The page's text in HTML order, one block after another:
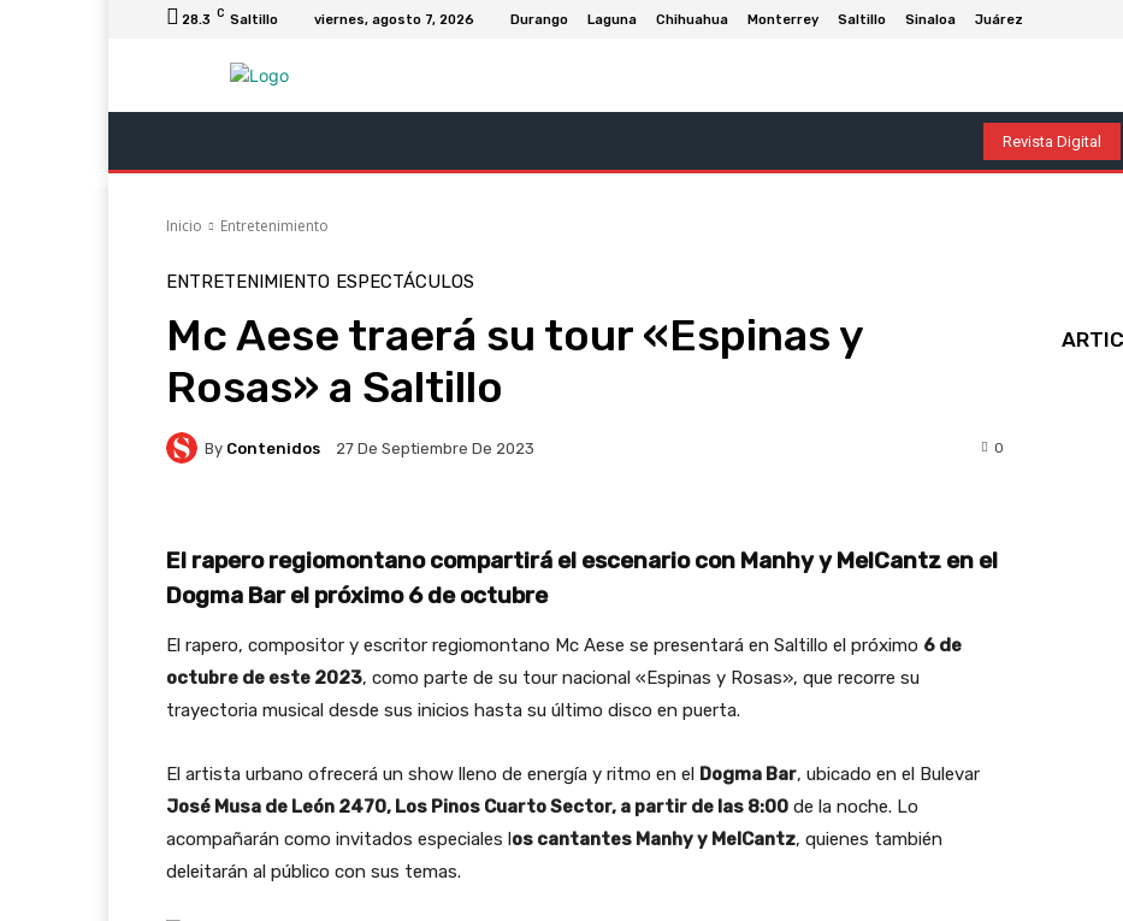
28.3 C Saltillo viernes, agosto 7, 2026 Durango Laguna Chihuahua Monterrey Saltillo Sinaloa Juárez
Economía Política
Revista Digital
Inicio Entretenimiento
ENTRETENIMIENTO ESPECTÁCULOS
Mc Aese traerá su tour «Espinas y
Rosas» a Saltillo
By Contenidos 27 De Septiembre De 2023 0
El rapero regiomontano compartirá el escenario con Manhy y MelCantz en el
Dogma Bar el próximo 6 de octubre
El rapero, compositor y escritor regiomontano Mc Aese se presentará en Saltillo el próximo 6 de
octubre de este 2023, como parte de su tour nacional «Espinas y Rosas», que recorre su
trayectoria musical desde sus inicios hasta su último disco en puerta.
El artista urbano ofrecerá un show lleno de energía y ritmo en el Dogma Bar, ubicado en el Bulevar
José Musa de León 2470, Los Pinos Cuarto Sector, a partir de las 8:00 de la noche. Lo
acompañarán como invitados especiales los cantantes Manhy y MelCantz, quienes también
deleitarán al público con sus temas.